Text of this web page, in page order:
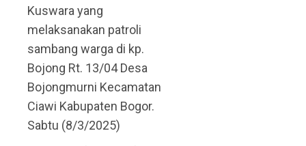
Kuswara yang
melaksanakan patroli
sambang warga di kp.
Bojong Rt. 13/04 Desa
Bojongmurni Kecamatan
Ciawi Kabupaten Bogor.
Sabtu (8/3/2025)